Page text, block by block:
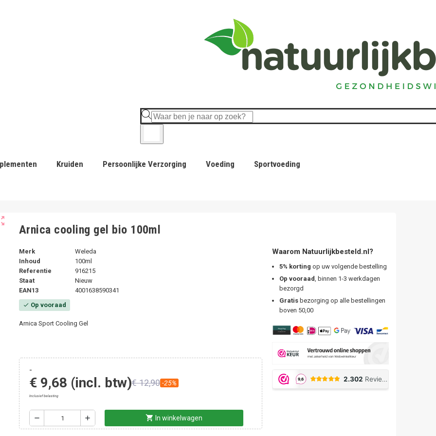
Kruiden Persoonlijke Verzorging Voeding Sportvoeding
Arnica cooling gel bio 100ml
Merk
Weleda
Inhoud
100ml
Referentie
916215
Staat
Nieuw
EAN13
4001638590341
check Op vooraad
Arnica Sport Cooling Gel
-
€ 9,68 (incl. btw)€ 12,90 -25%
Inclusief belasting
remove add shopping_cart In winkelwagen
Waarom Natuurlijkbesteld.nl?
5% korting op uw volgende bestelling
Op vooraad, binnen 1-3 werkdagen
bezorgd
Gratisbezorging op alle bestellingen
boven 50,00